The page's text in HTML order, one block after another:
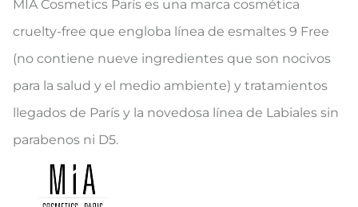
MIA Cosmetics París es una marca cosmética
cruelty-free que engloba línea de esmaltes 9 Free
(no contiene nueve ingredientes que son nocivos
para la salud y el medio ambiente) y tratamientos
llegados de París y la novedosa línea de Labiales sin
parabenos ni D5.